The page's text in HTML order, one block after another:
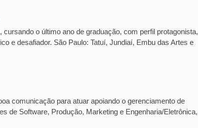
o último ano de graduação, com perfil protagonista,
e desafiador. São Paulo: Tatuí, Jundiaí, Embu das Artes e
comunicação para atuar apoiando o gerenciamento de
de Software, Produção, Marketing e Engenharia/Eletrônica,